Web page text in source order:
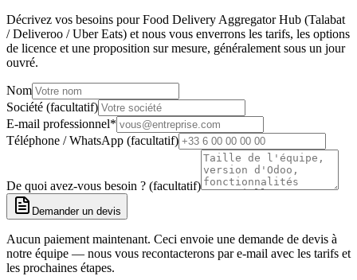
Décrivez vos besoins pour Food Delivery Aggregator Hub (Talabat
/ Deliveroo / Uber Eats) et nous vous enverrons les tarifs, les options
de licence et une proposition sur mesure, généralement sous un jour
ouvré.
Nom
Société (facultatif)
E-mail professionnel*
Téléphone / WhatsApp (facultatif)
De quoi avez-vous besoin ? (facultatif)
Demander un devis
Aucun paiement maintenant. Ceci envoie une demande de devis à
notre équipe — nous vous recontacterons par e-mail avec les tarifs et
les prochaines étapes.